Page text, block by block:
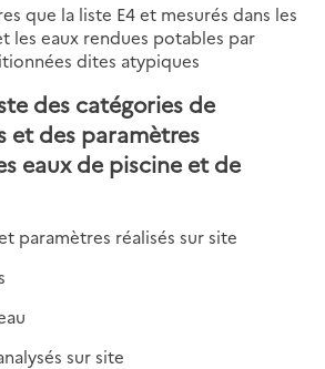
que la liste E4 et mesurés dans les
les eaux rendues potables par
dites atypiques
des catégories de
et des paramètres
eaux de piscine et de
paramètres réalisés sur site
sur site